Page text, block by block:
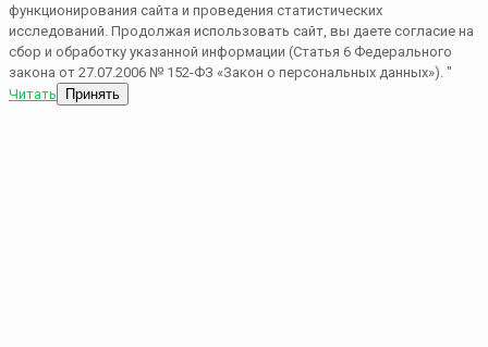
функционирования сайта и проведения статистических
исследований. Продолжая использовать сайт, вы даете согласие на
сбор и обработку указанной информации (Статья 6 Федерального
закона от 27.07.2006 № 152-ФЗ «Закон о персональных данных»). "
Читать
Принять